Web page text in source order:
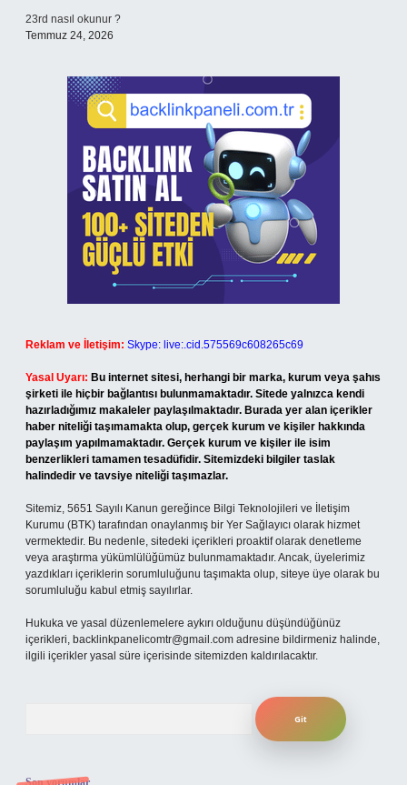
23rd nasıl okunur ?
Temmuz 24, 2026
Reklam ve İletişim: Skype: live:.cid.575569c608265c69
Yasal Uyarı: Bu internet sitesi, herhangi bir marka, kurum veya şahıs
şirketi ile hiçbir bağlantısı bulunmamaktadır. Sitede yalnızca kendi
hazırladığımız makaleler paylaşılmaktadır. Burada yer alan içerikler
haber niteliği taşımamakta olup, gerçek kurum ve kişiler hakkında
paylaşım yapılmamaktadır. Gerçek kurum ve kişiler ile isim
benzerlikleri tamamen tesadüfidir. Sitemizdeki bilgiler taslak
halindedir ve tavsiye niteliği taşımazlar.
Sitemiz, 5651 Sayılı Kanun gereğince Bilgi Teknolojileri ve İletişim
Kurumu (BTK) tarafından onaylanmış bir Yer Sağlayıcı olarak hizmet
vermektedir. Bu nedenle, sitedeki içerikleri proaktif olarak denetleme
veya araştırma yükümlülüğümüz bulunmamaktadır. Ancak, üyelerimiz
yazdıkları içeriklerin sorumluluğunu taşımakta olup, siteye üye olarak bu
sorumluluğu kabul etmiş sayılırlar.
Hukuka ve yasal düzenlemelere aykırı olduğunu düşündüğünüz
içerikleri, backlinkpanelicomtr@gmail.com adresine bildirmeniz halinde,
ilgili içerikler yasal süre içerisinde sitemizden kaldırılacaktır.
Son yorumlar